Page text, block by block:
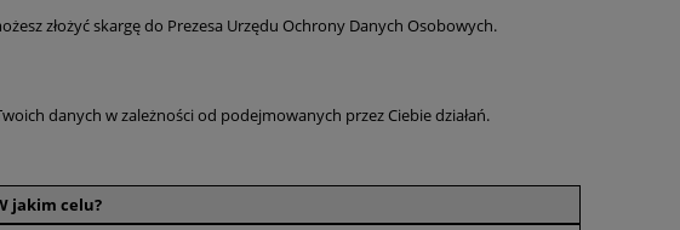
złożyć skargę do Prezesa Urzędu Ochrony Danych Osobowych.
danych w zależności od podejmowanych przez Ciebie działań.
jakim celu?